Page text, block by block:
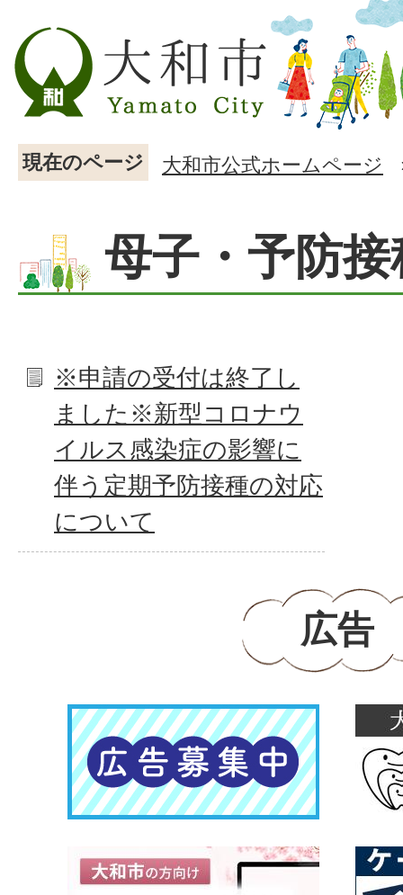
現在のページ 大和市公式ホームページ
母子・予防接
※申請の受付は終了し
ました※新型コロナウ
イルス感染症の影響に
伴う定期予防接種の対応
について
広告